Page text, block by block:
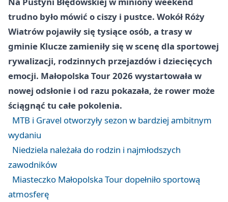
trudno było mówić o ciszy i pustce. Wokół Róży
Wiatrów pojawiły się tysiące osób, a trasy w
gminie Klucze zamieniły się w scenę dla sportowej
rywalizacji, rodzinnych przejazdów i dziecięcych
emocji. Małopolska Tour 2026 wystartowała w
nowej odsłonie i od razu pokazała, że rower może
ściągnąć tu całe pokolenia.
MTB i Gravel otworzyły sezon w bardziej ambitnym
wydaniu
Niedziela należała do rodzin i najmłodszych
zawodników
Miasteczko Małopolska Tour dopełniło sportową
atmosferę